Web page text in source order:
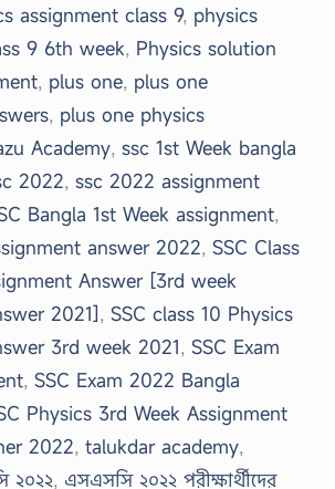
assignment class 9, physics
9 6th week, Physics solution
, plus one, plus one
, plus one physics
Academy, ssc 1st Week bangla
2022, ssc 2022 assignment
Bangla 1st Week assignment,
answer 2022, SSC Class
Answer [3rd week
2021], SSC class 10 Physics
3rd week 2021, SSC Exam
, SSC Exam 2022 Bangla
Physics 3rd Week Assignment
2022, talukdar academy,
২০২২, এসএসসি ২০২২ পরীক্ষার্থীদের